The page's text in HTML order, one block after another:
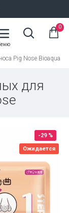
0
Pig Nose Bioaqua
для
-29 %
Ожидается